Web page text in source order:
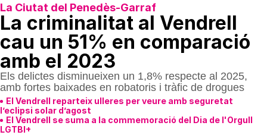
La Ciutat del Penedès-Garraf
La criminalitat al Vendrell
cau un 51% en comparació
amb el 2023
Els delictes disminueixen un 1,8% respecte al 2025,
amb fortes baixades en robatoris i tràfic de drogues
El Vendrell reparteix ulleres per veure amb seguretat
l’eclipsi solar d’agost
El Vendrell se suma a la commemoració del Dia de l'Orgull
LGTBI+